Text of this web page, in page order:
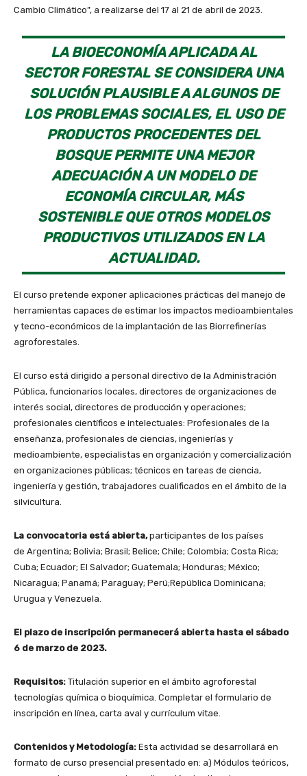
Cambio Climático”, a realizarse del 17 al 21 de abril de 2023.
LA BIOECONOMÍA APLICADA AL
SECTOR FORESTAL SE CONSIDERA UNA
SOLUCIÓN PLAUSIBLE A ALGUNOS DE
LOS PROBLEMAS SOCIALES, EL USO DE
PRODUCTOS PROCEDENTES DEL
BOSQUE PERMITE UNA MEJOR
ADECUACIÓN A UN MODELO DE
ECONOMÍA CIRCULAR, MÁS
SOSTENIBLE QUE OTROS MODELOS
PRODUCTIVOS UTILIZADOS EN LA
ACTUALIDAD.
El curso pretende exponer aplicaciones prácticas del manejo de
herramientas capaces de estimar los impactos medioambientales
y tecno-económicos de la implantación de las Biorrefinerías
agroforestales.
El curso está dirigido a personal directivo de la Administración
Pública, funcionarios locales, directores de organizaciones de
interés social, directores de producción y operaciones;
profesionales científicos e intelectuales: Profesionales de la
enseñanza, profesionales de ciencias, ingenierías y
medioambiente, especialistas en organización y comercialización
en organizaciones públicas; técnicos en tareas de ciencia,
ingeniería y gestión, trabajadores cualificados en el ámbito de la
silvicultura.
La convocatoria está abierta,participantes de los países
de Argentina; Bolivia; Brasil; Belice; Chile; Colombia; Costa Rica;
Cuba; Ecuador; El Salvador; Guatemala; Honduras; México;
Nicaragua; Panamá; Paraguay; Perú;República Dominicana;
Urugua y Venezuela.
El plazo de inscripción permanecerá abierta hasta el sábado
6 de marzo de 2023.
Requisitos: Titulación superior en el ámbito agroforestal
tecnologías química o bioquímica. Completar el formulario de
inscripción en línea, carta aval y currículum vitae.
Contenidos y Metodología: Esta actividad se desarrollará en
formato de curso presencial presentado en: a) Módulos teóricos,